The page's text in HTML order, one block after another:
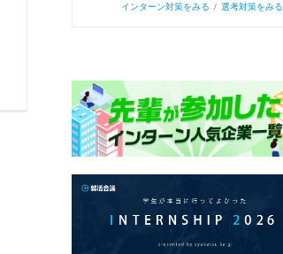
0 0
インターン対策をみる / 選考対策をみる